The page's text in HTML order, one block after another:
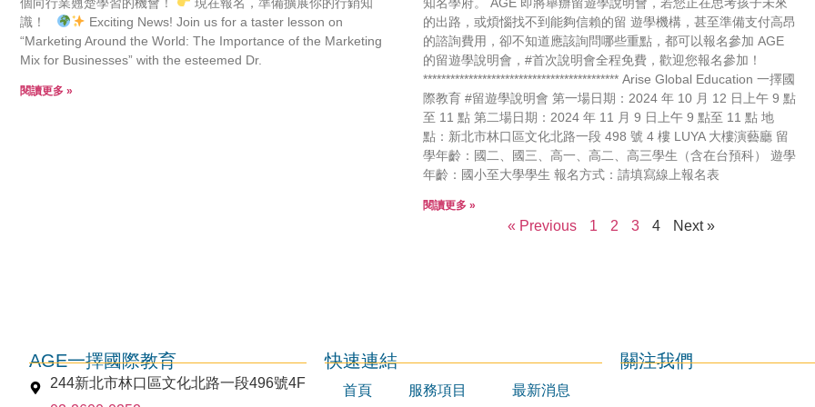
識！
Exciting News! Join us for a taster lesson on
“Marketing Around the World: The Importance of the Marketing
Mix for Businesses” with the esteemed Dr.
閱讀更多 »
的出路，或煩惱找不到能夠信賴的留 遊學機構，甚至準備支付高昂
的諮詢費用，卻不知道應該詢問哪些重點，都可以報名參加 AGE
的留遊學說明會，#首次說明會全程免費，歡迎您報名參加！
******************************************* Arise Global Education 一擇國
際教育 #留遊學說明會 第一場日期：2024 年 10 月 12 日上午 9 點
至 11 點 第二場日期：2024 年 11 月 9 日上午 9 點至 11 點 地
點：新北市林口區文化北路一段 498 號 4 樓 LUYA 大樓演藝廳 留
學年齡：國二、國三、高一、高二、高三學生（含在台預科） 遊學
年齡：國小至大學學生 報名方式：請填寫線上報名表
閱讀更多 »
« Previous 1 2 3 4 Next »
AGE一擇國際教育
244新北市林口區文化北路一段496號4F
快速連結
首頁 服務項目 最新消息
關注我們